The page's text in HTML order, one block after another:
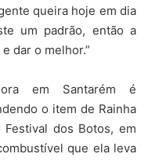
queira hoje em dia
um padrão, então a
dar o melhor.”
em Santarém é
o item de Rainha
dos Botos, em
que ela leva